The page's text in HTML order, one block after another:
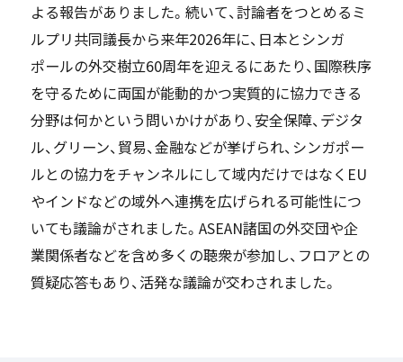
よる報告がありました。続いて、討論者をつとめるミ
ルプリ共同議長から来年2026年に、日本とシンガ
ポールの外交樹立60周年を迎えるにあたり、国際秩序
を守るために両国が能動的かつ実質的に協力できる
分野は何かという問いかけがあり、安全保障、デジタ
ル、グリーン、貿易、金融などが挙げられ、シンガポー
ルとの協力をチャンネルにして域内だけではなくEU
やインドなどの域外へ連携を広げられる可能性につ
いても議論がされました。ASEAN諸国の外交団や企
業関係者などを含め多くの聴衆が参加し、フロアとの
質疑応答もあり、活発な議論が交わされました。